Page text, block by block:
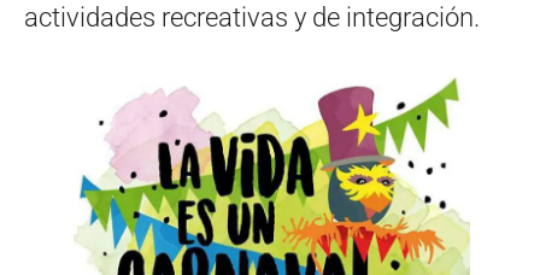
actividades recreativas y de integración.